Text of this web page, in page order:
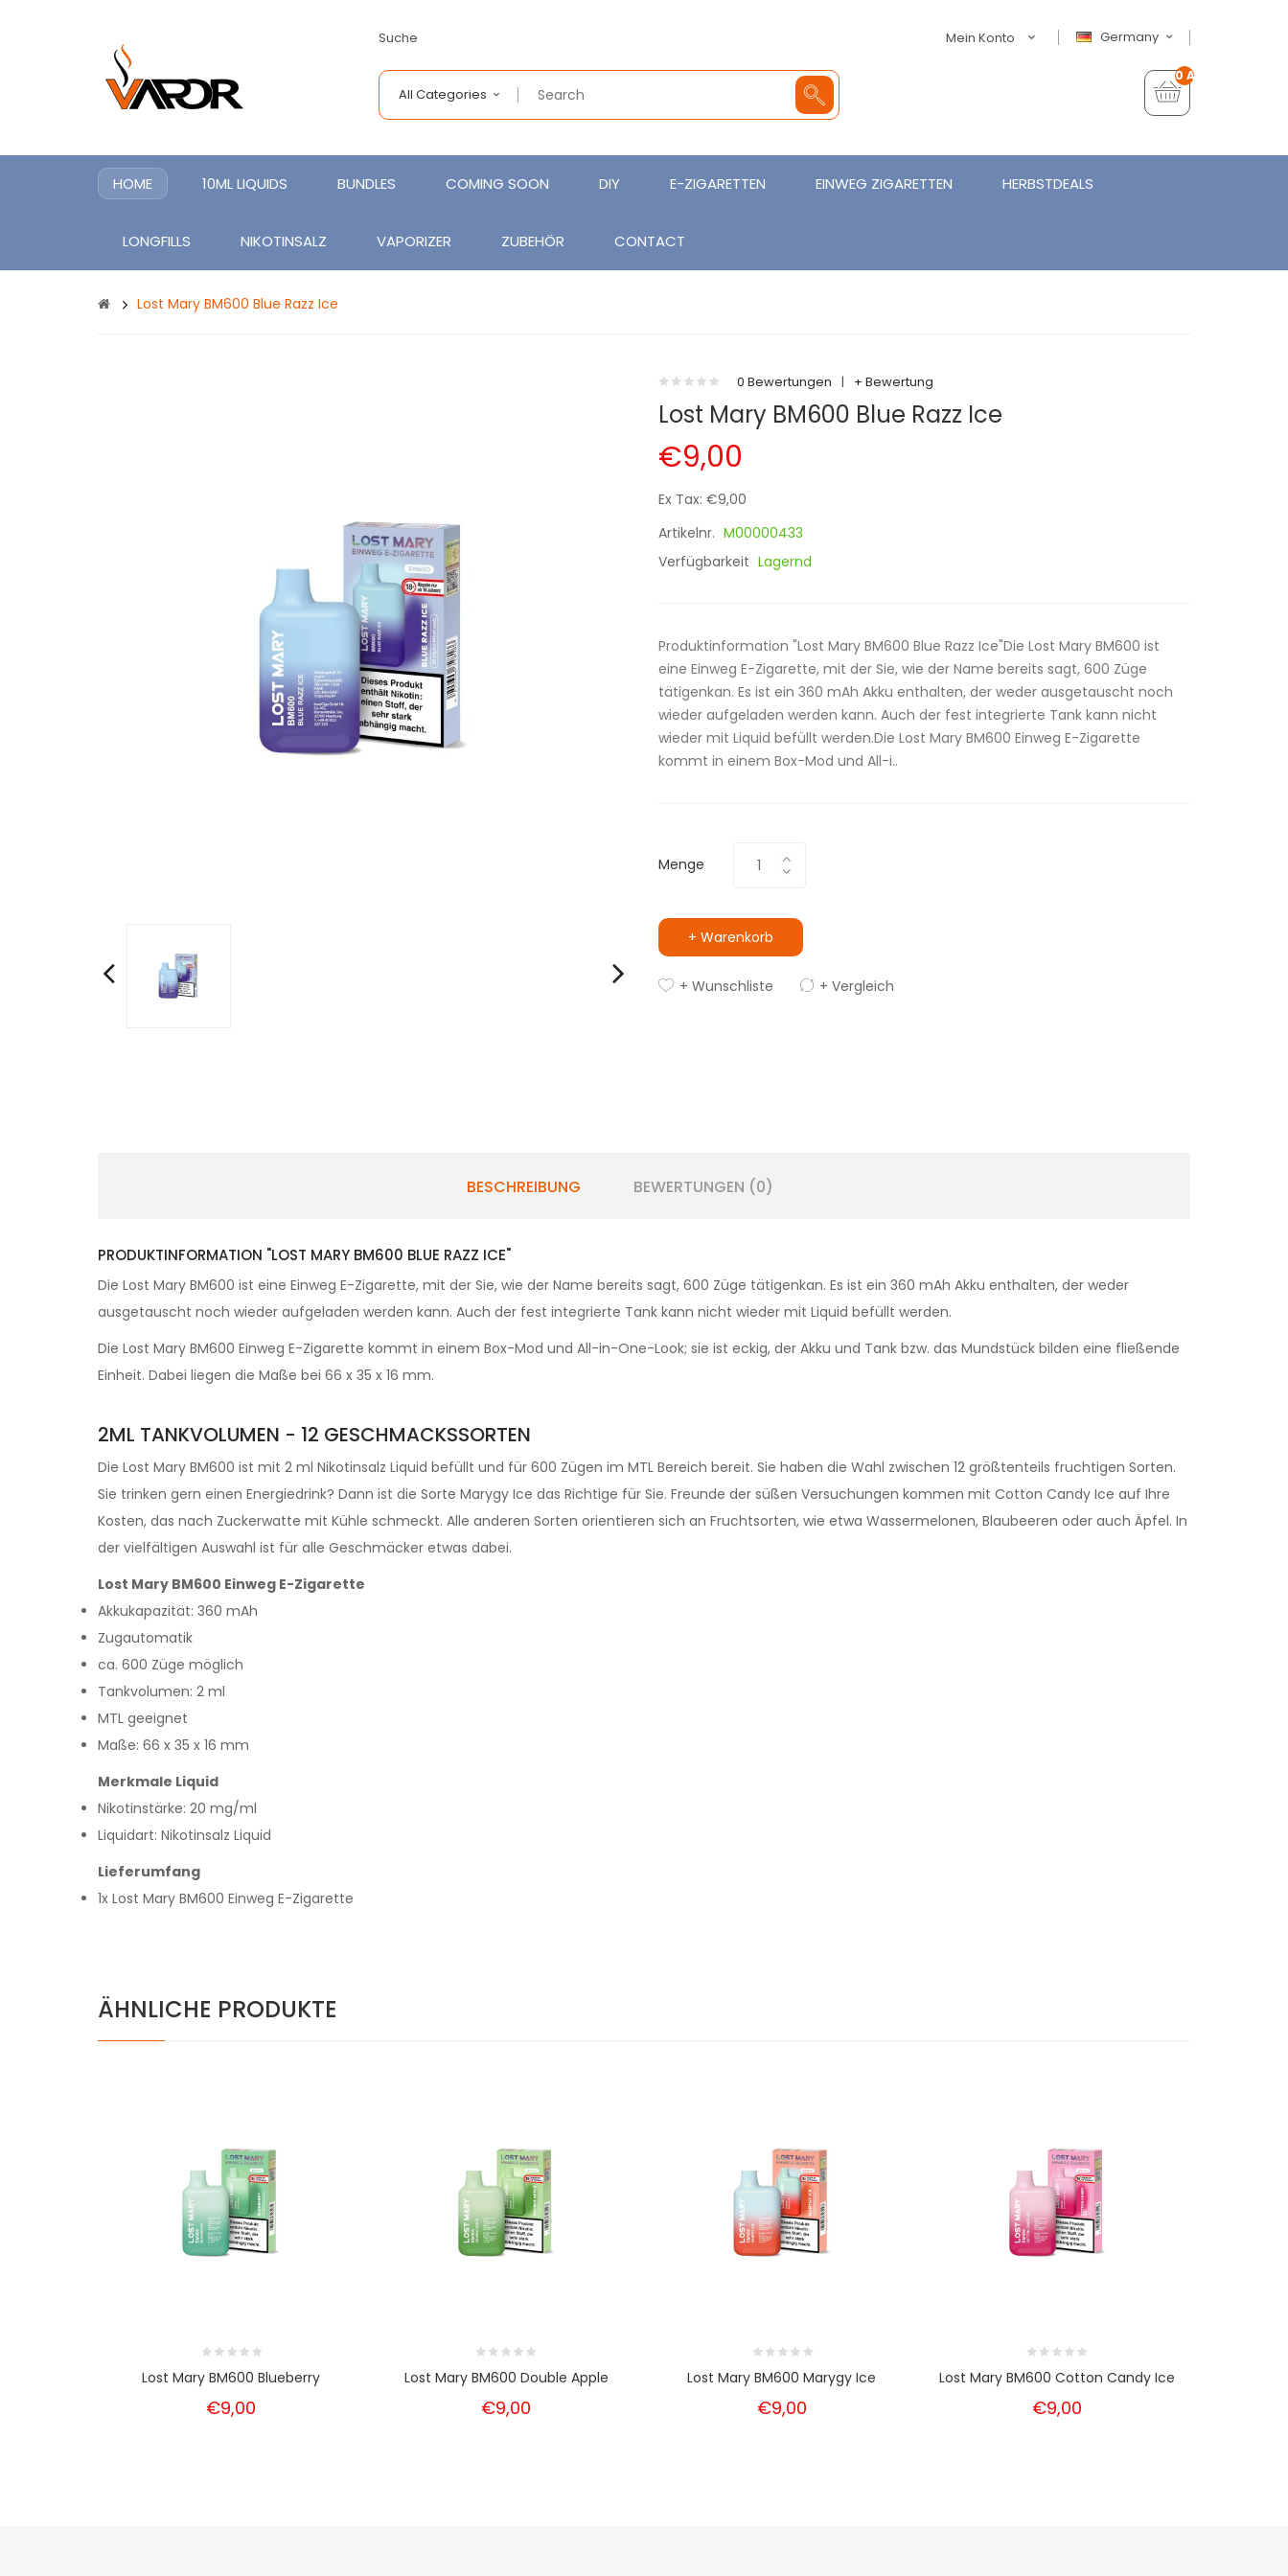
Suche Germany
Mein Konto
All Categories
0 Artikel - €0,00
HOME 10ML LIQUIDS BUNDLES COMING SOON DIY E-ZIGARETTEN EINWEG ZIGARETTEN HERBSTDEALS
LONGFILLS NIKOTINSALZ VAPORIZER ZUBEHÖR CONTACT
Lost Mary BM600 Blue Razz Ice
0 Bewertungen | + Bewertung
Lost Mary BM600 Blue Razz Ice
€9,00
Ex Tax: €9,00
Artikelnr. M00000433
Verfügbarkeit Lagernd
Produktinformation "Lost Mary BM600 Blue Razz Ice"Die Lost Mary BM600 ist
eine Einweg E-Zigarette, mit der Sie, wie der Name bereits sagt, 600 Züge
tätigenkan. Es ist ein 360 mAh Akku enthalten, der weder ausgetauscht noch
wieder aufgeladen werden kann. Auch der fest integrierte Tank kann nicht
wieder mit Liquid befüllt werden.Die Lost Mary BM600 Einweg E-Zigarette
kommt in einem Box-Mod und All-i..
Menge
+ Warenkorb
+ Wunschliste + Vergleich
BESCHREIBUNG BEWERTUNGEN (0)
PRODUKTINFORMATION "LOST MARY BM600 BLUE RAZZ ICE"
Die Lost Mary BM600 ist eine Einweg E-Zigarette, mit der Sie, wie der Name bereits sagt, 600 Züge tätigenkan. Es ist ein 360 mAh Akku enthalten, der weder
ausgetauscht noch wieder aufgeladen werden kann. Auch der fest integrierte Tank kann nicht wieder mit Liquid befüllt werden.
Die Lost Mary BM600 Einweg E-Zigarette kommt in einem Box-Mod und All-in-One-Look; sie ist eckig, der Akku und Tank bzw. das Mundstück bilden eine fließende
Einheit. Dabei liegen die Maße bei 66 x 35 x 16 mm.
2ML TANKVOLUMEN - 12 GESCHMACKSSORTEN
Die Lost Mary BM600 ist mit 2 ml Nikotinsalz Liquid befüllt und für 600 Zügen im MTL Bereich bereit. Sie haben die Wahl zwischen 12 größtenteils fruchtigen Sorten.
Sie trinken gern einen Energiedrink? Dann ist die Sorte Marygy Ice das Richtige für Sie. Freunde der süßen Versuchungen kommen mit Cotton Candy Ice auf Ihre
Kosten, das nach Zuckerwatte mit Kühle schmeckt. Alle anderen Sorten orientieren sich an Fruchtsorten, wie etwa Wassermelonen, Blaubeeren oder auch Äpfel. In
der vielfältigen Auswahl ist für alle Geschmäcker etwas dabei.
Lost Mary BM600 Einweg E-Zigarette
Akkukapazität: 360 mAh
Zugautomatik
ca. 600 Züge möglich
Tankvolumen: 2 ml
MTL geeignet
Maße: 66 x 35 x 16 mm
Merkmale Liquid
Nikotinstärke: 20 mg/ml
Liquidart: Nikotinsalz Liquid
Lieferumfang
1x Lost Mary BM600 Einweg E-Zigarette
ÄHNLICHE PRODUKTE
Lost Mary BM600 Blueberry
€9,00
Lost Mary BM600 Double Apple
€9,00
Lost Mary BM600 Marygy Ice
€9,00
Lost Mary BM600 Cotton Candy Ice
€9,00